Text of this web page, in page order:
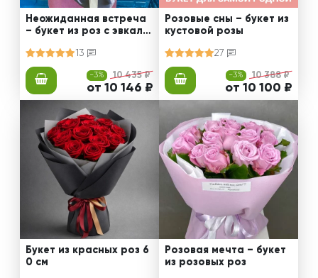
Неожиданная встреча
– букет из роз с эвкали
13
-3% 10 435 ₽
от 10 146 ₽
Розовые сны – букет из
кустовой розы
27
-3% 10 388 ₽
от 10 100 ₽
Букет из красных роз 6
0 см
Розовая мечта – букет
из розовых роз